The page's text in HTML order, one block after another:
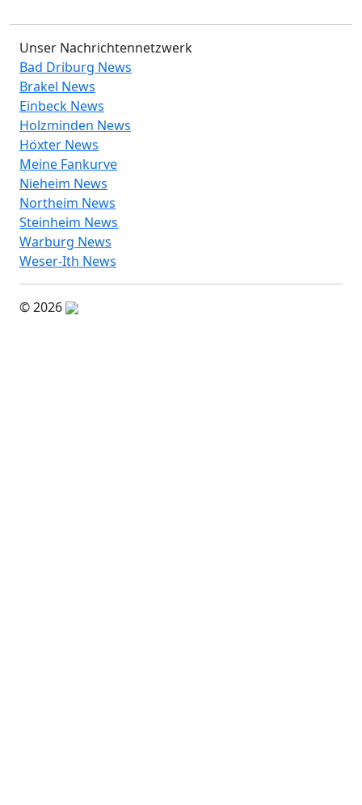
Unser Nachrichtennetzwerk
Bad Driburg News
Brakel News
Einbeck News
Holzminden News
Höxter News
Meine Fankurve
Nieheim News
Northeim News
Steinheim News
Warburg News
Weser-Ith News
© 2026